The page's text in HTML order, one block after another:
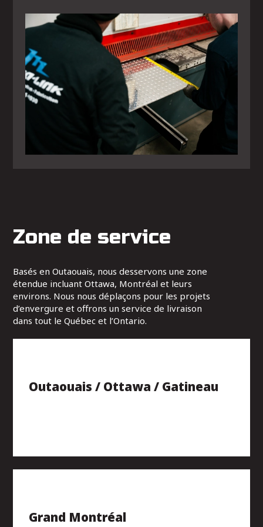
Zone de service
Basés en Outaouais, nous desservons une zone
étendue incluant Ottawa, Montréal et leurs
environs. Nous nous déplaçons pour les projets
d’envergure et offrons un service de livraison
dans tout le Québec et l’Ontario.
Outaouais / Ottawa / Gatineau
Grand Montréal